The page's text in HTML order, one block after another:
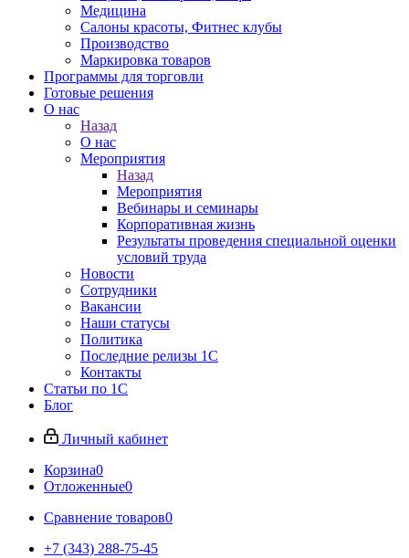
Медицина
Салоны красоты, Фитнес клубы
Производство
Маркировка товаров
Программы для торговли
Готовые решения
О нас
Назад
О нас
Мероприятия
Назад
Мероприятия
Вебинары и семинары
Корпоративная жизнь
Результаты проведения специальной оценки
условий труда
Новости
Сотрудники
Вакансии
Наши статусы
Политика
Последние релизы 1C
Контакты
Статьи по 1С
Блог
Личный кабинет
Корзина0
Отложенные0
Сравнение товаров0
+7 (343) 288-75-45